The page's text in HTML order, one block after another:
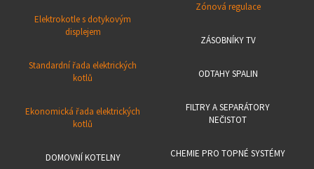
Elektrokotle s dotykovým
displejem
Standardní řada elektrických
kotlů
Ekonomická řada elektrických
kotlů
DOMOVNÍ KOTELNY
Zónová regulace
ZÁSOBNÍKY TV
ODTAHY SPALIN
FILTRY A SEPARÁTORY
NEČISTOT
CHEMIE PRO TOPNÉ SYSTÉMY